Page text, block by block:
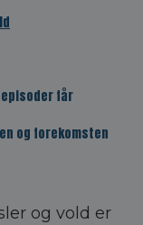
får
og forekomsten
og vold er